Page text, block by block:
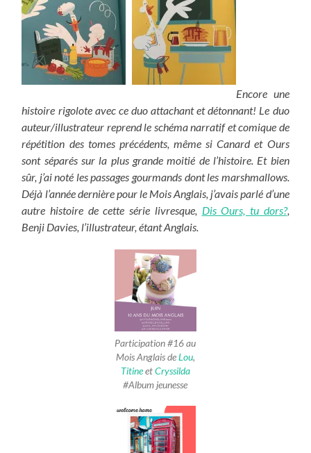
Encore une
histoire rigolote avec ce duo attachant et détonnant! Le duo
auteur/illustrateur reprend le schéma narratif et comique de
répétition des tomes précédents, même si Canard et Ours
sont séparés sur la plus grande moitié de l’histoire. Et bien
sûr, j’ai noté les passages gourmands dont les marshmallows.
Déjà l’année dernière pour le Mois Anglais, j’avais parlé d’une
autre histoire de cette série livresque, Dis Ours, tu dors?,
Benji Davies, l’illustrateur, étant Anglais.
Participation #16 au
Mois Anglais deLou,
TitineetCryssilda
#Album jeunesse